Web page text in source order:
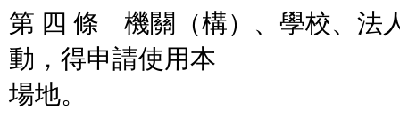
第 四 條 機關（構）、學校、法
動，得申請使用本
場地。